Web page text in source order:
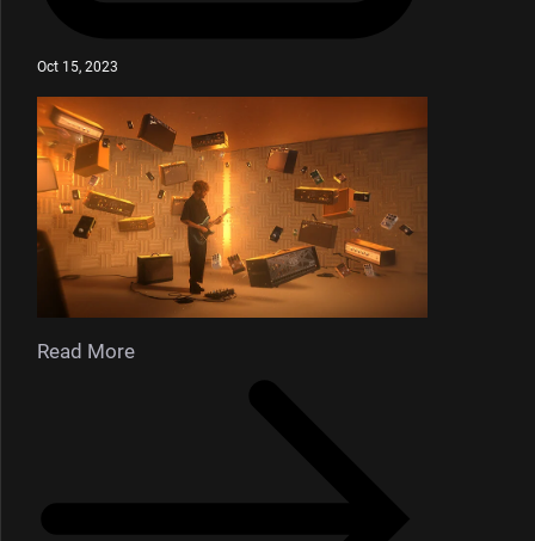
Oct 15, 2023
Read More